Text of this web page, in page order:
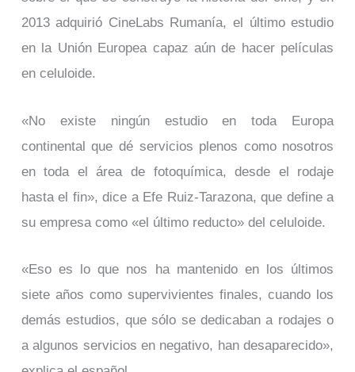
2013 adquirió CineLabs Rumanía, el último estudio
en la Unión Europea capaz aún de hacer películas
en celuloide.
«No existe ningún estudio en toda Europa
continental que dé servicios plenos como nosotros
en toda el área de fotoquímica, desde el rodaje
hasta el fin», dice a Efe Ruiz-Tarazona, que define a
su empresa como «el último reducto» del celuloide.
«Eso es lo que nos ha mantenido en los últimos
siete años como supervivientes finales, cuando los
demás estudios, que sólo se dedicaban a rodajes o
a algunos servicios en negativo, han desaparecido»,